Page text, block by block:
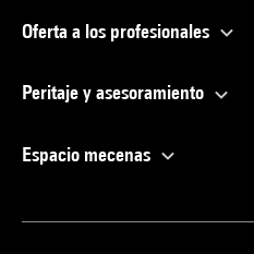
Oferta a los profesionales
Peritaje y asesoramiento
Espacio mecenas